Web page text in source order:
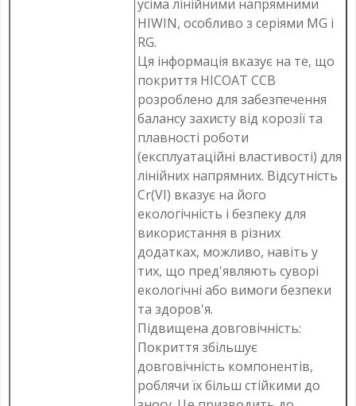
усіма лінійними напрямними
HIWIN, особливо з серіями MG і
RG.
Ця інформація вказує на те, що
покриття HICOAT CCB
розроблено для забезпечення
балансу захисту від корозії та
плавності роботи
(експлуатаційні властивості) для
лінійних напрямних. Відсутність
Cr(VI) вказує на його
екологічність і безпеку для
використання в різних
додатках, можливо, навіть у
тих, що пред'являють суворі
екологічні або вимоги безпеки
та здоров'я.
Підвищена довговічність:
Покриття збільшує
довговічність компонентів,
роблячи їх більш стійкими до